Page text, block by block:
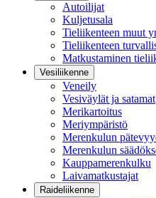
Autoilijat
Kuljetusala
Tieliikenteen muut
Tieliikenteen
Matkustaminen
Vesiliikenne
Veneily
Vesiväylät ja satamat
Merikartoitus
Meriympäristö
Merenkulun
Merenkulun
Kauppamerenkulku
Laivamatkustajat
Raideliikenne